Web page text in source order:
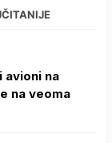
avioni na
na veoma